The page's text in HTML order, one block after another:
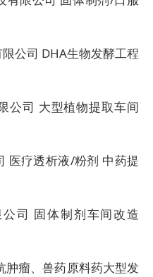
公司 DHA生物发酵工程
公司 大型植物提取车间
医疗透析液/粉剂 中药提
司 固体制剂车间改造
肿瘤、兽药原料药大型发